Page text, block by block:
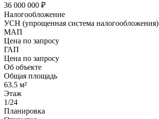
36 000 000 ₽
Налогообложение
УСН (упрощенная система налогообложения)
МАП
Цена по запросу
ГАП
Цена по запросу
Об объекте
Общая площадь
63.5 м²
Этаж
1/24
Планировка